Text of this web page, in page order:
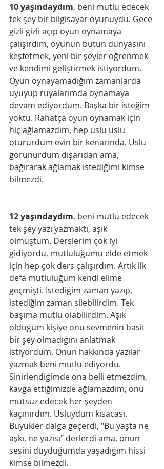
10 yaşındaydım, beni mutlu edecek
tek şey bir bilgisayar oyunuydu. Gece
gizli gizli açıp oyun oynamaya
çalışırdım, oyunun bütün dünyasını
keşfetmek, yeni bir şeyler öğrenmek
ve kendimi geliştirmek istiyordum.
Oyun oynayamadığım zamanlarda
uyuyup rüyalarımda oynamaya
devam ediyordum. Başka bir isteğim
yoktu. Rahatça oyun oynamak için
hiç ağlamazdım, hep uslu uslu
otururdum evin bir kenarında. Uslu
görünürdüm dışarıdan ama,
bağırarak ağlamak istediğimi kimse
bilmezdi.
12 yaşındaydım, beni mutlu edecek
tek şey yazı yazmaktı, aşık
olmuştum. Derslerim çok iyi
gidiyordu, mutluluğumu elde etmek
için hep çok ders çalışırdım. Artık ilk
defa mutluluğum kendi elime
geçmişti. İstediğim zaman yazıp,
istediğim zaman silebilirdim. Tek
başıma mutlu olabilirdim. Aşık
olduğum kişiye onu sevmenin basit
bir şey olmadığını anlatmak
istiyordum. Onun hakkında yazılar
yazmak beni mutlu ediyordu.
Sinirlendiğimde ona belli etmezdim,
kavga ettiğimizde ağlamazdım, onu
mutsuz edecek her şeyden
kaçınırdım. Usluydum kısacası.
Büyükler dalga geçerdi, "Bu yaşta ne
aşkı, ne yazısı" derlerdi ama, onun
sesini duyduğumda yaşadığım hissi
kimse bilmezdi.